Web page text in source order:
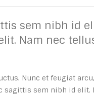
sem nibh id
Nam nec
Nunc et feugiat
sagittis sem nibh id elit.